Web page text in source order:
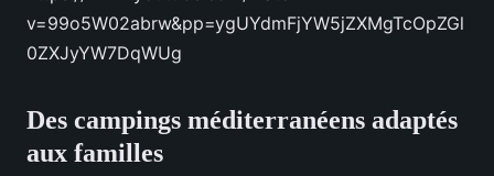
v=99o5W02abrw&pp=ygUYdmFjYW5jZXMgTcOpZGl
0ZXJyYW7DqWUg
Des campings méditerranéens adaptés
aux familles